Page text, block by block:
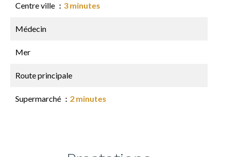
Centre ville 3 minutes
Médecin
Mer
Route principale
Supermarché 2 minutes